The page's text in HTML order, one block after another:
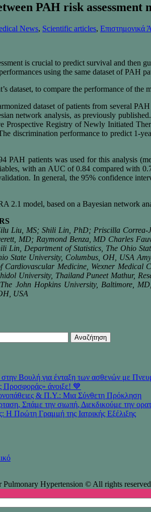
PAH risk
News, Scientific articles, Επιστημονικά
is crucial to predict survival and then
using the same dataset of PAH
dataset, to compare the performance of the
dataset of patients from several
network analysis, as previously
Prospective Registry of Newly Initiated
discrimination performance to predict 1-
PAH patients was used for this analysis
with an AUC of 0.84 compared with
In general, the 95% confidence
2.1 model, based on a Bayesian network
Liu, MS; Shili Lin, PhD; Priscilla Correa-
MD; Raymond Benza, MD Charles
Lin, Department of Statistics, The Ohio
State University, Columbus, OH, USA
Cardiovascular Medicine, Wexner Medical
University, Thailand Puneet Mathur,
John Hopkins University, Baltimore,
USA
στην Βουλή για ένταξη των ασθενών με
άνοιξε! 💙
& Π.Υ.: Μια Σύνθετη Πρόκληση
Σπάμε την σιωπή, Διεκδικούμε την
Η Πρώτη Γραμμή της Ιατρικής Εξέλιξης
Hypertension © All rights